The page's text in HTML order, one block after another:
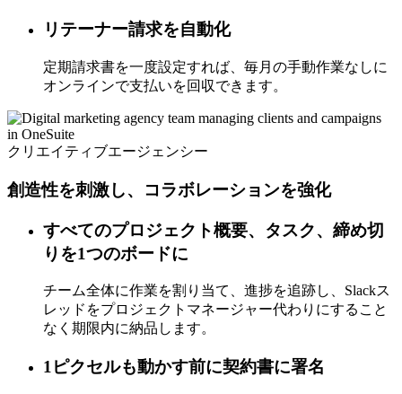
リテーナー請求を自動化
定期請求書を一度設定すれば、毎月の手動作業なしに
オンラインで支払いを回収できます。
クリエイティブエージェンシー
創造性を刺激し、コラボレーションを強化
すべてのプロジェクト概要、タスク、締め切
りを1つのボードに
チーム全体に作業を割り当て、進捗を追跡し、Slackス
レッドをプロジェクトマネージャー代わりにすること
なく期限内に納品します。
1ピクセルも動かす前に契約書に署名